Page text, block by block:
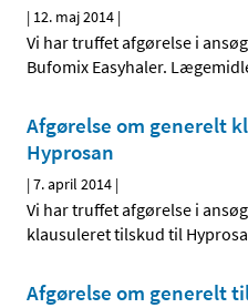
| 12. maj 2014 |
Vi har truffet afgørelse i
Bufomix Easyhaler.
Afgørelse om generelt
Hyprosan
|7. april 2014 |
Vi har truffet afgørelse i
klausuleret tilskud til
Afgørelse om generelt